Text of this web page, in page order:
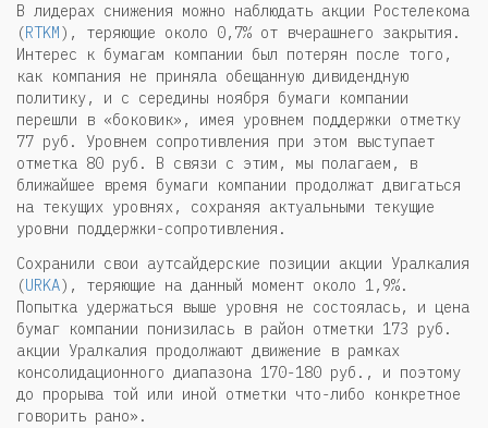
В лидерах снижения можно наблюдать акции Ростелекома
(RTKM ), теряющие около 0,7% от вчерашнего закрытия.
Интерес к бумагам компании был потерян после того,
как компания не приняла обещанную дивидендную
политику, и с середины ноября бумаги компании
перешли в «боковик», имея уровнем поддержки отметку
77 руб. Уровнем сопротивления при этом выступает
отметка 80 руб. В связи с этим, мы полагаем, в
ближайшее время бумаги компании продолжат двигаться
на текущих уровнях, сохраняя актуальными текущие
уровни поддержки-сопротивления.
Сохранили свои аутсайдерские позиции акции Уралкалия
(URKA), теряющие на данный момент около 1,9%.
Попытка удержаться выше уровня не состоялась, и цена
бумаг компании понизилась в район отметки 173 руб.
акции Уралкалия продолжают движение в рамках
консолидационного диапазона 170-180 руб., и поэтому
до прорыва той или иной отметки что-либо конкретное
говорить рано».